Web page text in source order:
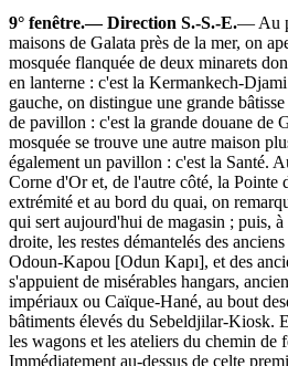
9° fenêtre.— Direction S.-S.-E.— Au
maisons de Galata près de la mer, on
mosquée flanquée de deux minarets
en lanterne : c'est la Kermankech-
gauche, on distingue une grande
de pavillon : c'est la grande douane de
mosquée se trouve une autre maison
également un pavillon : c'est la Santé.
Corne d'Or et, de l'autre côté, la Pointe
extrémité et au bord du quai, on
qui sert aujourd'hui de magasin ; puis,
droite, les restes démantelés des
Odoun-Kapou [Odun Kapı], et des
s'appuient de misérables hangars,
impériaux ou Caïque-Hané, au bout
bâtiments élevés du Sebeldjilar-Kiosk.
les wagons et les ateliers du chemin de
Immédiatement au-dessus de celte